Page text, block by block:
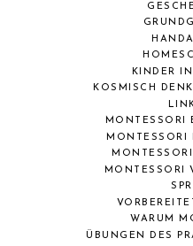
KINDER
KOSMISCH
MONTESSORI
MONTESSORI
MONTESSORI
WARUM
ÜBUNGEN DES